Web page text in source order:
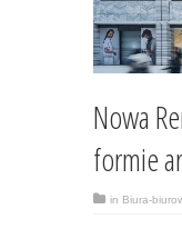
Nowa
formie
in Biura-